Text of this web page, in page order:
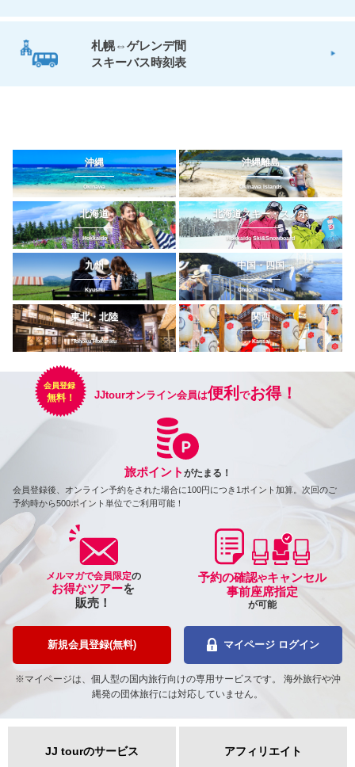
札幌⇔ゲレンデ間
スキーバス時刻表
沖縄
Okinawa
沖縄離島
Okinawa Islands
北海道
Hokkaido
北海道スキー・スノボ
Hokkaido Ski&Snowboard
九州
Kyushu
中国・四国
Chugoku Shikoku
東北・北陸
Tohoku Hokuriku
関西
Kansai
JJtourオンライン会員は便利 でお得！
旅ポイント がたまる！
会員登録後、オンライン予約をされた場合に100円につき1ポイント加算。次回のご
予約時から500ポイント単位でご利用可能！
メルマガで会員限定の
お得なツアーを
販売！
予約の確認やキャンセル
事前座席指定
が可能
新規会員登録(無料) マイページ ログイン
※マイページは、個人型の国内旅行向けの専用サービスです。 海外旅行や沖
縄発の団体旅行には対応していません。
JJ tourのサービス アフィリエイト